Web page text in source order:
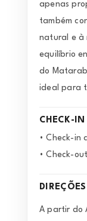
apenas
também
natural e à
equilíbrio
do
ideal para
CHECK-
• Check-in
• Check-
DIREÇÕES
A partir do